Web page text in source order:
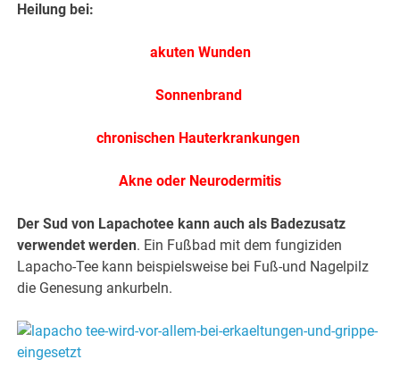
Heilung bei:
akuten Wunden
Sonnenbrand
chronischen Hauterkrankungen
Akne oder Neurodermitis
Der Sud von Lapachotee kann auch als Badezusatz
verwendet werden. Ein Fußbad mit dem fungiziden
Lapacho-Tee kann beispielsweise bei Fuß-und Nagelpilz
die Genesung ankurbeln.